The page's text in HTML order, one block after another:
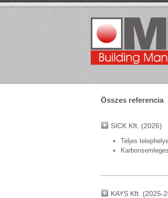
Összes referencia
SICK Kft. (2026)
Teljes
KAYS Kft. (2025-